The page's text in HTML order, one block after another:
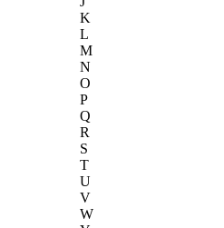
K
L
M
N
O
P
Q
R
S
T
U
V
W